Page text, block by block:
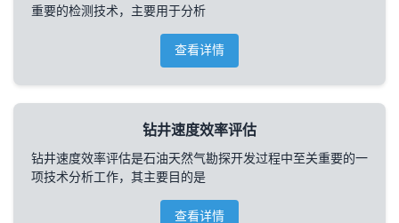
重要的检测技术，主要用于分析
查看详情
钻井速度效率评估
钻井速度效率评估是石油天然气勘探开发过程中至关重要的一
项技术分析工作，其主要目的是
查看详情